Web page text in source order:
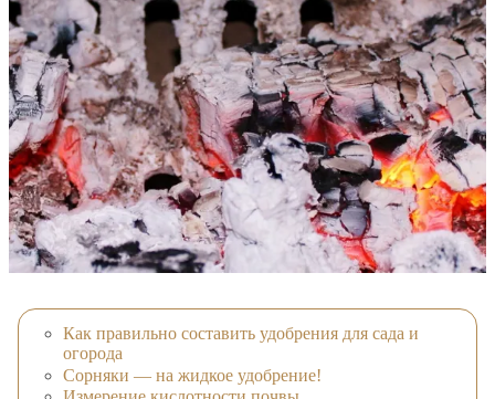
Как правильно составить удобрения для сада и
огорода
Сорняки — на жидкое удобрение!